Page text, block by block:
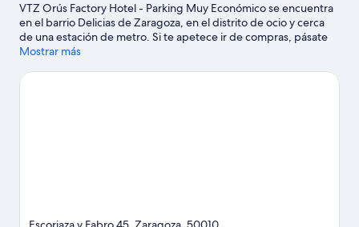
VTZ Orús Factory Hotel - Parking Muy Económico se encuentra
en el barrio Delicias de Zaragoza, en el distrito de ocio y cerca
de una estación de metro. Si te apetece ir de compras, pásate
por Mercado Central de Zaragoza y Calle Alfonso I; si lo que
natural Galacho de Juslibol y Parque Grande José Antonio
Mostrar más